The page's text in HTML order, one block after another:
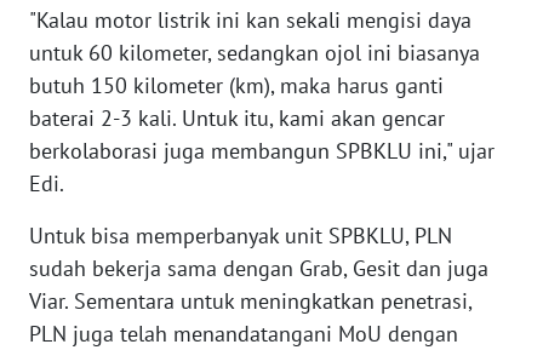
"Kalau motor listrik ini kan sekali mengisi daya
untuk 60 kilometer, sedangkan ojol ini biasanya
butuh 150 kilometer (km), maka harus ganti
baterai 2-3 kali. Untuk itu, kami akan gencar
berkolaborasi juga membangun SPBKLU ini," ujar
Edi.
Untuk bisa memperbanyak unit SPBKLU, PLN
sudah bekerja sama dengan Grab, Gesit dan juga
Viar. Sementara untuk meningkatkan penetrasi,
PLN juga telah menandatangani MoU dengan
MALUKU
WN
MALUT
WN
WN
DANAU
TOBA